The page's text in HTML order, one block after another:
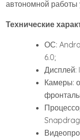
автономной работы
Технические
ОС:
6.0;
Дисплей:
Камеры: